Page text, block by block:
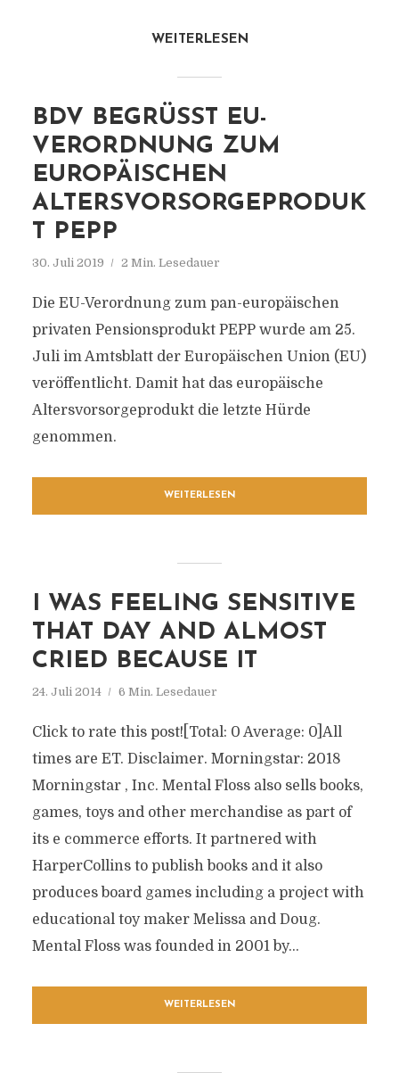
WEITERLESEN
BDV BEGRÜSST EU-V
ERORDNUNG ZUM E
UROPÄISCHEN A
LTERSVORSORGEPRODUKT
PEPP
30. Juli 2019 2 Min. Lesedauer
Die EU-Verordnung zum pan-europäischen
privaten Pensionsprodukt PEPP wurde am 25.
Juli im Amtsblatt der Europäischen Union (EU)
veröffentlicht. Damit hat das europäische
Altersvorsorgeprodukt die letzte Hürde
genommen.
WEITERLESEN
I WAS FEELING SENSITIVE
THAT DAY AND ALMOST
CRIED BECAUSE IT
24. Juli 2014 6 Min. Lesedauer
Click to rate this post![Total: 0 Average: 0]All
times are ET. Disclaimer. Morningstar: 2018
Morningstar , Inc. Mental Floss also sells books,
games, toys and other merchandise as part of
its e commerce efforts. It partnered with
HarperCollins to publish books and it also
produces board games including a project with
educational toy maker Melissa and Doug.
Mental Floss was founded in 2001 by...
WEITERLESEN